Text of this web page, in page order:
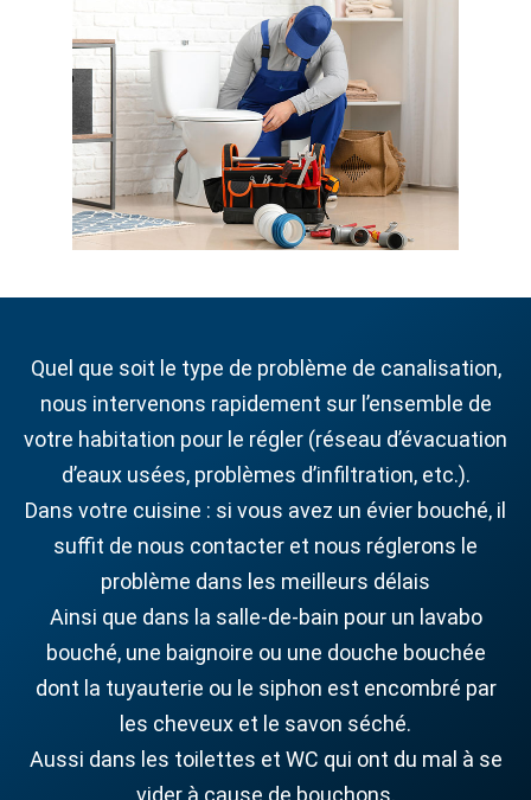
Quel que soit le type de problème de canalisation,
nous intervenons rapidement sur l’ensemble de
votre habitation pour le régler (réseau d’évacuation
d’eaux usées, problèmes d’infiltration, etc.).
Dans votre cuisine : si vous avez un évier bouché, il
suffit de nous contacter et nous réglerons le
problème dans les meilleurs délais
Ainsi que dans la salle-de-bain pour un lavabo
bouché, une baignoire ou une douche bouchée
dont la tuyauterie ou le siphon est encombré par
les cheveux et le savon séché.
Aussi dans les toilettes et WC qui ont du mal à se
vider à cause de bouchons.